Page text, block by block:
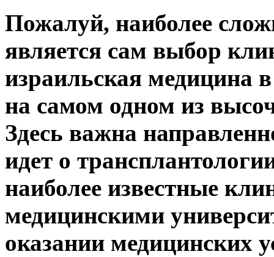
Пожалуй, наиболее
является сам выбор
израильская медицина
на самом одном из
Здесь важна
идет о
наиболее известные
медицинскими
оказании медицинских